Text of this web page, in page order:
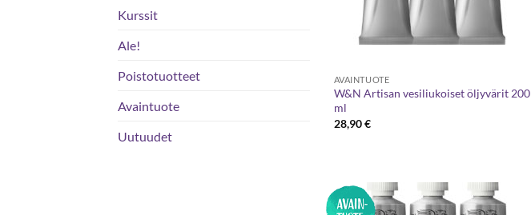
Kurssit
Ale!
Poistotuotteet
Avaintuote
Uutuudet
AVAINTUOTE
W&N Artisan vesiliukoiset öljyvärit 200
ml
28,90€